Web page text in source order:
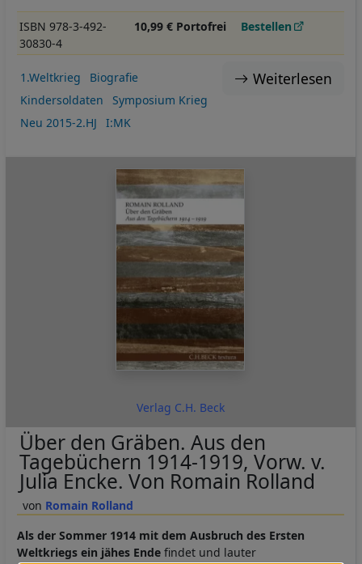
ISBN 978-3-492-
30830-4
10,99 € Portofrei Bestellen
Weiterlesen
1.Weltkrieg
Biografie
Kindersoldaten
Symposium Krieg
Neu 2015-2.HJ
I:MK
Verlag C.H. Beck
Romain Rolland
Über den Gräben. Aus den
Tagebüchern 1914-1919, Vorw. v.
Julia Encke. Von Romain Rolland
Als der Sommer 1914 mit dem Ausbruch des Ersten
Weltkriegs ein jähes Ende findet und lauter